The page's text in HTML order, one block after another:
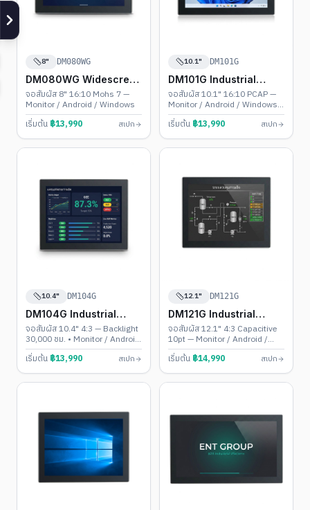
8" DM080WG
DM080WG Widescreen
Touch PC
จอสัมผัส 8" 16:10 Mohs 7 —
Monitor / Android / Windows
เริ่มต้น ฿13,990 สเปก
10.1" DM101G
DM101G Industrial
Touch PC
จอสัมผัส 10.1" 16:10 PCAP —
Monitor / Android / Windows •
รองรับ 1920×1200
เริ่มต้น ฿13,990 สเปก
10.4" DM104G
DM104G Industrial
Touch PC
จอสัมผัส 10.4" 4:3 — Backlight
30,000 ชม. • Monitor / Android
/ Windows
เริ่มต้น ฿13,990 สเปก
12.1" DM121G
DM121G Industrial
Touch PC
จอสัมผัส 12.1" 4:3 Capacitive
10pt — Monitor / Android /
Windows • Backlight 30,000
ชม.
เริ่มต้น ฿14,990 สเปก